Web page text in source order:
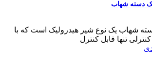
دسته شهاب
شهاب یک نوع شیر هیدرولیک است که با
تنها قابل کنترل